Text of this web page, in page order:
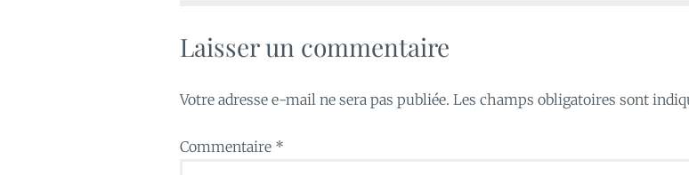
Laisser un commentaire
Votre adresse e-mail ne sera pas publiée. Les champs obligatoires sont
Commentaire *